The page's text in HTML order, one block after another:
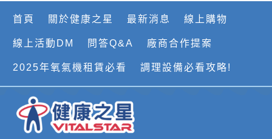
首頁 關於健康之星 最新消息 線上購物
線上活動DM 問答Q&A 廠商合作提案
2025年氧氣機租賃必看 調理設備必看攻略!